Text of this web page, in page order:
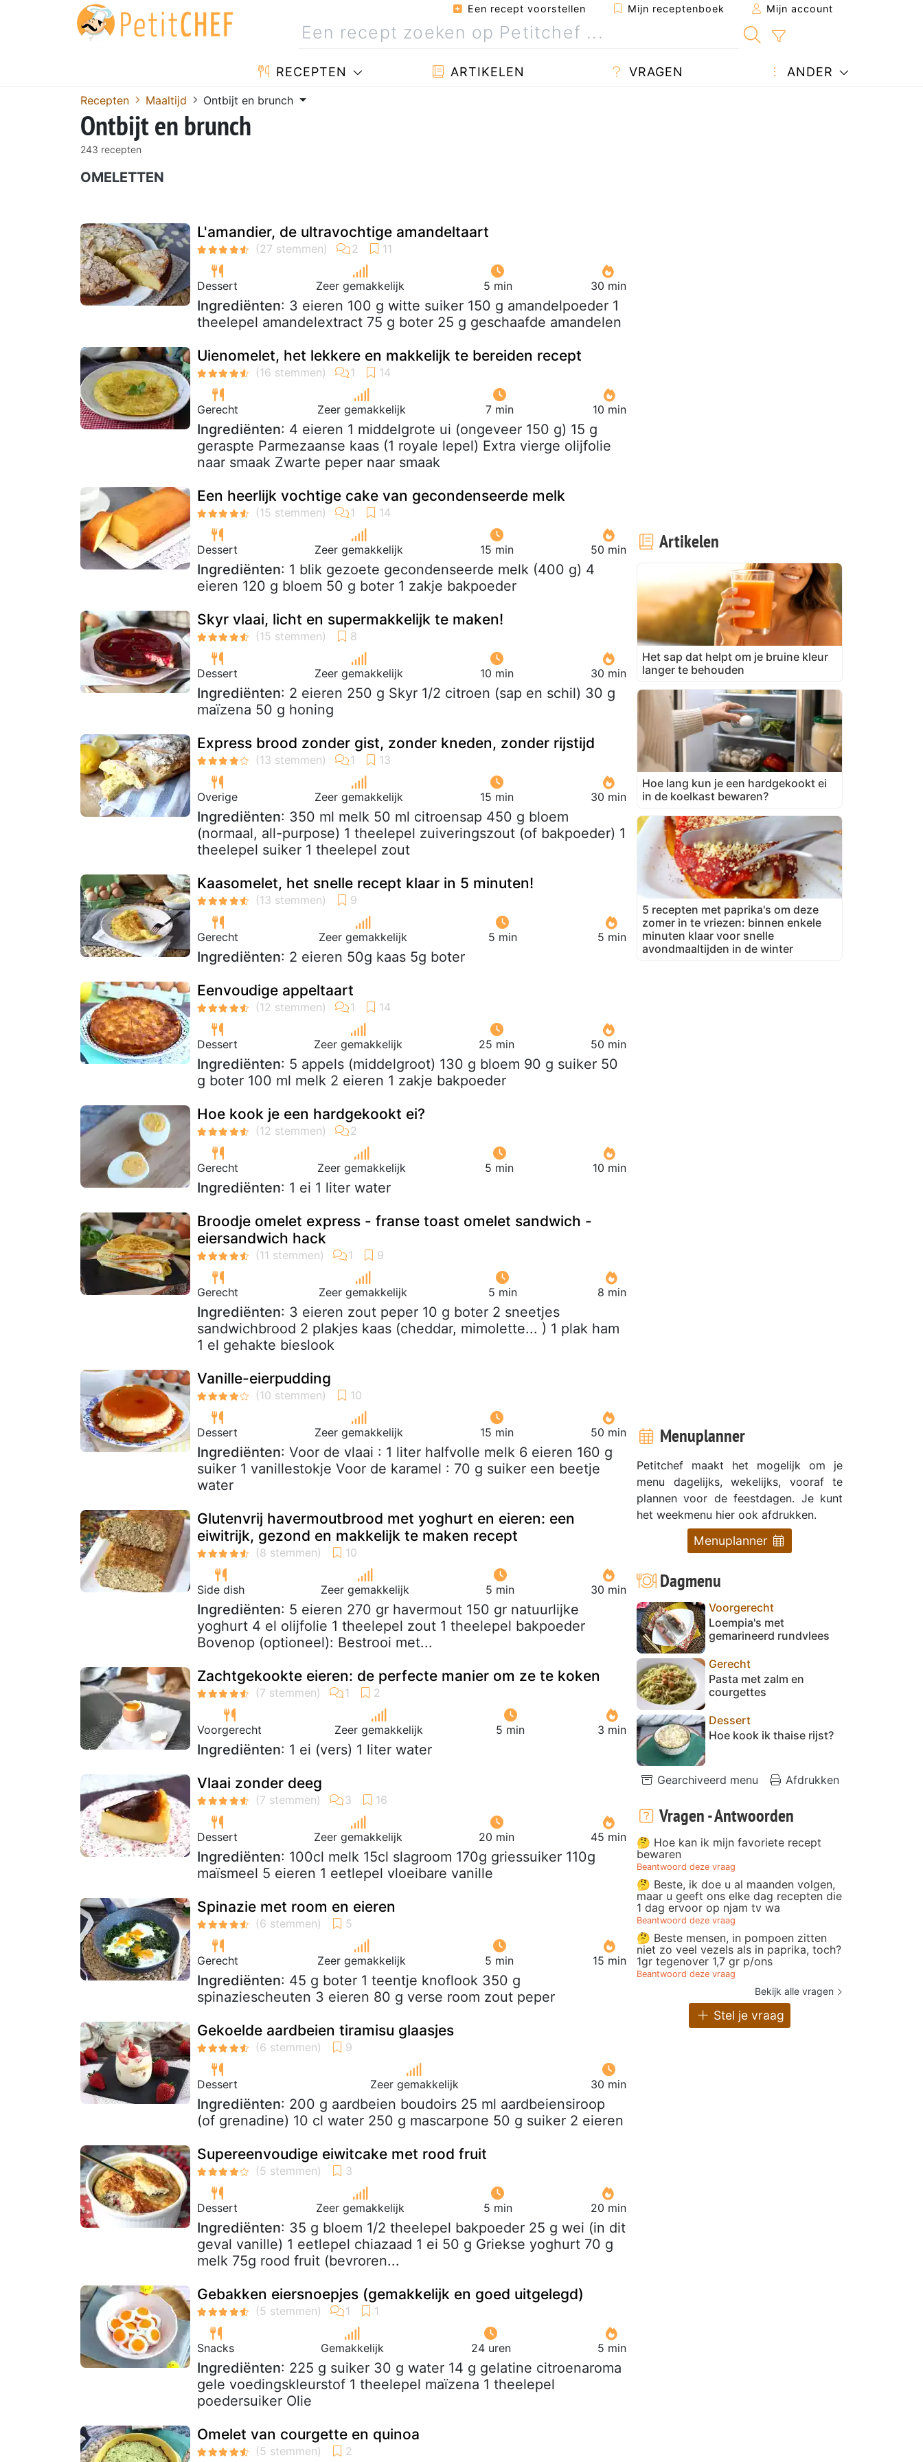
Een recept voorstellen Mijn receptenboek Mijn account
RECEPTEN ARTIKELEN VRAGEN ANDER
Recepten Maaltijd Ontbijt en brunch
Ontbijt en brunch
243 recepten
OMELETTEN
L'amandier, de ultravochtige amandeltaart
Dessert Zeer gemakkelijk 5 min 30 min
Ingrediënten: 3 eieren 100 g witte suiker 150 g amandelpoeder 1
theelepel amandelextract 75 g boter 25 g geschaafde amandelen
Uienomelet, het lekkere en makkelijk te bereiden recept
Gerecht Zeer gemakkelijk 7 min 10 min
Ingrediënten: 4 eieren 1 middelgrote ui (ongeveer 150 g) 15 g
geraspte Parmezaanse kaas (1 royale lepel) Extra vierge olijfolie
naar smaak Zwarte peper naar smaak
Een heerlijk vochtige cake van gecondenseerde melk
Dessert Zeer gemakkelijk 15 min 50 min
Ingrediënten: 1 blik gezoete gecondenseerde melk (400 g) 4
eieren 120 g bloem 50 g boter 1 zakje bakpoeder
Skyr vlaai, licht en supermakkelijk te maken!
Dessert Zeer gemakkelijk 10 min 30 min
Ingrediënten: 2 eieren 250 g Skyr 1/2 citroen (sap en schil) 30 g
maïzena 50 g honing
Express brood zonder gist, zonder kneden, zonder rijstijd
Overige Zeer gemakkelijk 15 min 30 min
Ingrediënten: 350 ml melk 50 ml citroensap 450 g bloem
(normaal, all-purpose) 1 theelepel zuiveringszout (of bakpoeder) 1
theelepel suiker 1 theelepel zout
Kaasomelet, het snelle recept klaar in 5 minuten!
Gerecht Zeer gemakkelijk 5 min 5 min
Ingrediënten: 2 eieren 50g kaas 5g boter
Eenvoudige appeltaart
Dessert Zeer gemakkelijk 25 min 50 min
Ingrediënten: 5 appels (middelgroot) 130 g bloem 90 g suiker 50
g boter 100 ml melk 2 eieren 1 zakje bakpoeder
Hoe kook je een hardgekookt ei?
Gerecht Zeer gemakkelijk 5 min 10 min
Ingrediënten: 1 ei 1 liter water
Broodje omelet express - franse toast omelet sandwich -
eiersandwich hack
Gerecht Zeer gemakkelijk 5 min 8 min
Ingrediënten: 3 eieren zout peper 10 g boter 2 sneetjes
sandwichbrood 2 plakjes kaas (cheddar, mimolette... ) 1 plak ham
1 el gehakte bieslook
Vanille-eierpudding
Dessert Zeer gemakkelijk 15 min 50 min
Ingrediënten: Voor de vlaai : 1 liter halfvolle melk 6 eieren 160 g
suiker 1 vanillestokje Voor de karamel : 70 g suiker een beetje
water
Glutenvrij havermoutbrood met yoghurt en eieren: een
eiwitrijk, gezond en makkelijk te maken recept
Side dish Zeer gemakkelijk 5 min 30 min
Ingrediënten: 5 eieren 270 gr havermout 150 gr natuurlijke
yoghurt 4 el olijfolie 1 theelepel zout 1 theelepel bakpoeder
Bovenop (optioneel): Bestrooi met...
Zachtgekookte eieren: de perfecte manier om ze te koken
Voorgerecht Zeer gemakkelijk 5 min 3 min
Ingrediënten: 1 ei (vers) 1 liter water
Vlaai zonder deeg
Dessert Zeer gemakkelijk 20 min 45 min
Ingrediënten: 100cl melk 15cl slagroom 170g griessuiker 110g
maïsmeel 5 eieren 1 eetlepel vloeibare vanille
Spinazie met room en eieren
Gerecht Zeer gemakkelijk 5 min 15 min
Ingrediënten: 45 g boter 1 teentje knoflook 350 g
spinaziescheuten 3 eieren 80 g verse room zout peper
Gekoelde aardbeien tiramisu glaasjes
Dessert Zeer gemakkelijk 30 min
Ingrediënten: 200 g aardbeien boudoirs 25 ml aardbeiensiroop
(of grenadine) 10 cl water 250 g mascarpone 50 g suiker 2 eieren
Supereenvoudige eiwitcake met rood fruit
Dessert Zeer gemakkelijk 5 min 20 min
Ingrediënten: 35 g bloem 1/2 theelepel bakpoeder 25 g wei (in dit
geval vanille) 1 eetlepel chiazaad 1 ei 50 g Griekse yoghurt 70 g
melk 75g rood fruit (bevroren...
Gebakken eiersnoepjes (gemakkelijk en goed uitgelegd)
Snacks Gemakkelijk 24 uren 5 min
Ingrediënten: 225 g suiker 30 g water 14 g gelatine citroenaroma
gele voedingskleurstof 1 theelepel maïzena 1 theelepel
poedersuiker Olie
Omelet van courgette en quinoa
Artikelen
Het sap dat helpt om je bruine kleur
langer te behouden
Hoe lang kun je een hardgekookt ei
in de koelkast bewaren?
5 recepten met paprika's om deze
zomer in te vriezen: binnen enkele
minuten klaar voor snelle
avondmaaltijden in de winter
Menuplanner
Petitchef maakt het mogelijk om je
menu dagelijks, wekelijks, vooraf te
plannen voor de feestdagen. Je kunt
het weekmenu hier ook afdrukken.
Menuplanner
Dagmenu
Voorgerecht
Loempia's met
gemarineerd rundvlees
Gerecht
Pasta met zalm en
courgettes
Dessert
Hoe kook ik thaise rijst?
Gearchiveerd menu Afdrukken
Vragen - Antwoorden
🤔 Hoe kan ik mijn favoriete recept
bewaren
Beantwoord deze vraag
🤔 Beste, ik doe u al maanden volgen,
maar u geeft ons elke dag recepten die
1 dag ervoor op njam tv wa
Beantwoord deze vraag
🤔 Beste mensen, in pompoen zitten
niet zo veel vezels als in paprika, toch?
1gr tegenover 1,7 gr p/ons
Beantwoord deze vraag
Bekijk alle vragen
Stel je vraag